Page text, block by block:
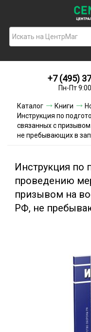
+7 (495)
Пн-Пт
Каталог Книги
Инструкция по
связанных с
не пребывающих в
Инструкция по
проведению
призывом на
РФ, не